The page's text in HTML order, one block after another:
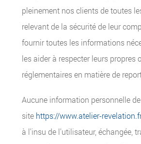
pleinement nos clients de toutes
relevant de la sécurité de leur
fournir toutes les informations
les aider à respecter leurs propres
réglementaires en matière de
Aucune information personnelle
site https://www.atelier-
à l'insu de l'utilisateur, échangée,